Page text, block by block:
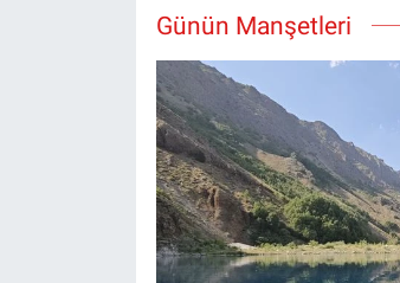
Günün Manşetleri